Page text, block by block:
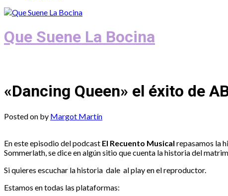
Que Suene La Bocina
«Dancing Queen» el éxito de
Posted on by Margot Martín
En este episodio del podcast El Recuento Musical repasamos la
Sommerlath, se dice en algún sitio que cuenta la historia del
Si quieres escuchar la historia dale al play en el reproductor.
Estamos en todas las plataformas: